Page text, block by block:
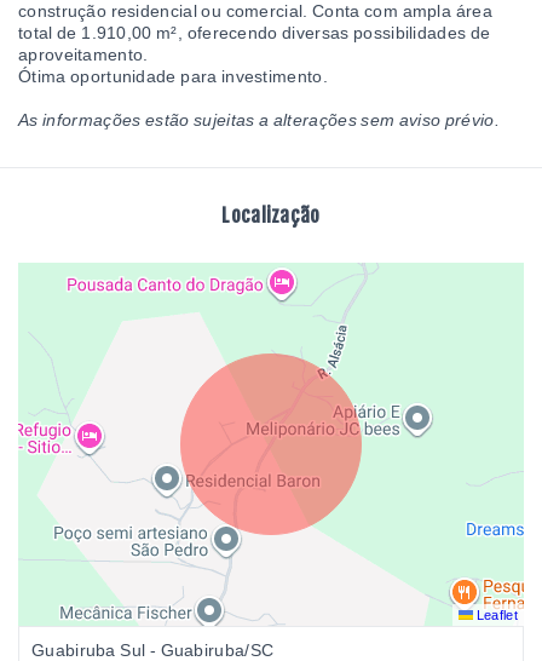
construção residencial ou comercial. Conta com ampla área
total de 1.910,00 m², oferecendo diversas possibilidades de
aproveitamento.
Ótima oportunidade para investimento.
As informações estão sujeitas a alterações sem aviso prévio.
Localização
Leaflet
Guabiruba Sul - Guabiruba/SC